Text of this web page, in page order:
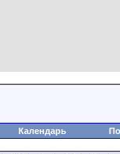
Календарь